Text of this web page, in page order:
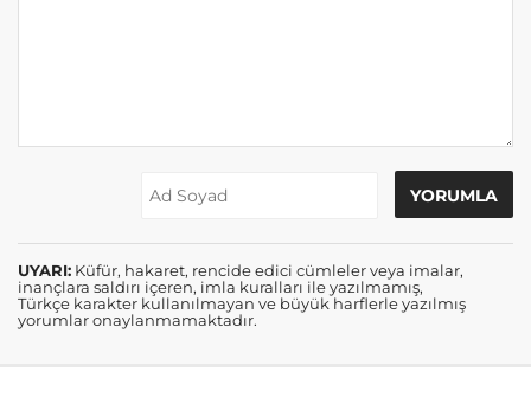
UYARI: Küfür, hakaret, rencide edici cümleler veya imalar,
inançlara saldırı içeren, imla kuralları ile yazılmamış,
Türkçe karakter kullanılmayan ve büyük harflerle yazılmış
yorumlar onaylanmamaktadır.